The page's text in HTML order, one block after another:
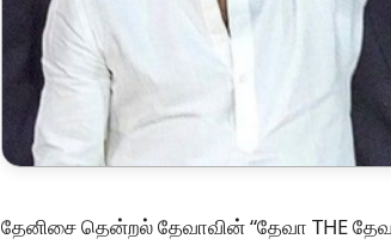
தேனிசை தென்றல் தேவாவின் “தேவா THE